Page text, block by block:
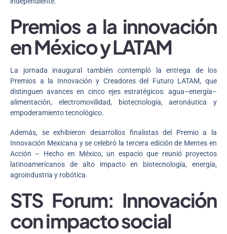
Premios a la innovación
en México y LATAM
La jornada inaugural también contempló la entrega de los
Premios a la Innovación y Creadores del Futuro LATAM, que
distinguen avances en cinco ejes estratégicos: agua–energía–
alimentación, electromovilidad, biotecnología, aeronáutica y
empoderamiento tecnológico.
Además, se exhibieron desarrollos finalistas del Premio a la
Innovación Mexicana y se celebró la tercera edición de Mentes en
Acción – Hecho en México, un espacio que reunió proyectos
latinoamericanos de alto impacto en biotecnología, energía,
agroindustria y robótica.
STS Forum: Innovación
con impacto social